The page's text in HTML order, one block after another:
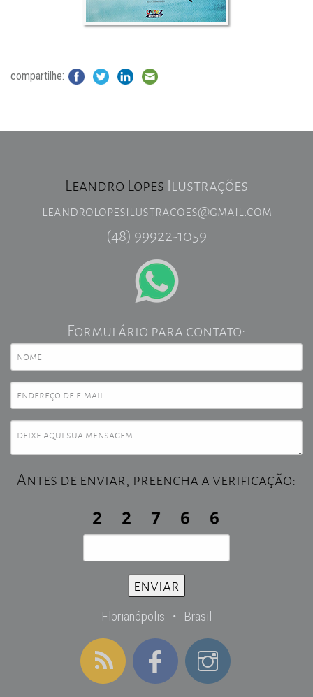
compartilhe:
Leandro Lopes Ilustrações
leandrolopesilustracoes@gmail.com
(48) 99922-1059
Formulário para contato:
Antes de enviar, preencha a verificação:
Florianópolis ・ Brasil